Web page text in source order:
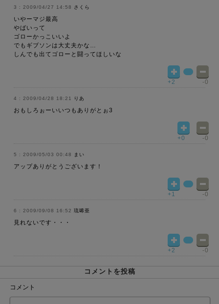
2009/04/27 14:58 さくら
いやーマジ最高
やばいって
ゴローかっこいいよ
でもギブソンは大丈夫かな…
しんでも出てゴローと闘ってほしいな
+2 -0
2009/04/28 18:21 りあ
おもしろぉーいいつもありがとぉ3
+0 -0
2009/05/03 00:48 まい
アップありがとうございます！
+1 -0
2009/09/08 16:52 琉唏亜
見れないです・・・
+2 -0
コメントを投稿
コメント